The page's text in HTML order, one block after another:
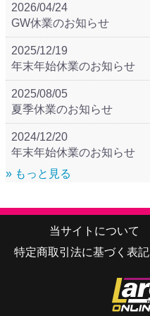
2026/04/24
GW休業のお知らせ
2025/12/19
年末年始休業のお知らせ
2025/08/05
夏季休業のお知らせ
2024/12/20
年末年始休業のお知らせ
» もっと見る
当サイトについて
特定商取引法に基づく表記